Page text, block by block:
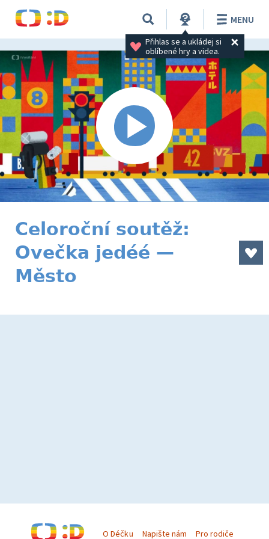
Přihlas se a ukládej si
oblíbené hry a videa.
MENU
Celoroční soutěž:
Ovečka jedéé —
Město
O Déčku Napište nám Pro rodiče